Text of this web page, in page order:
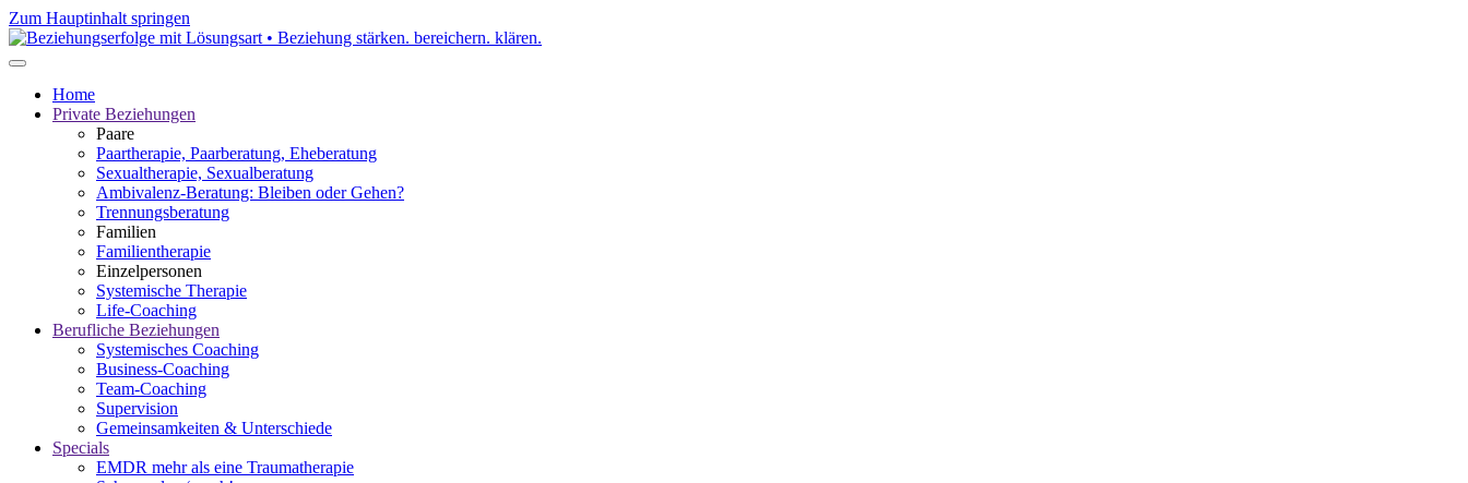
Zum Hauptinhalt springen
Home
Private Beziehungen
Paare
Paartherapie, Paarberatung, Eheberatung
Sexualtherapie, Sexualberatung
Ambivalenz-Beratung: Bleiben oder Gehen?
Trennungsberatung
Familien
Familientherapie
Einzelpersonen
Systemische Therapie
Life-Coaching
Berufliche Beziehungen
Systemisches Coaching
Business-Coaching
Team-Coaching
Supervision
Gemeinsamkeiten & Unterschiede
Specials
EMDR mehr als eine Traumatherapie